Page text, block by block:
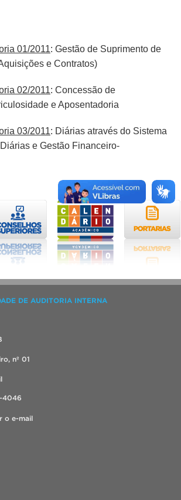
01/2011: Gestão de Suprimento de
e Contratos)
02/2011: Concessão de
e Aposentadoria
03/2011: Diárias através do Sistema
e Gestão Financeiro-
DE AUDITORIA INTERNA
nº 01
4046
o e-mail